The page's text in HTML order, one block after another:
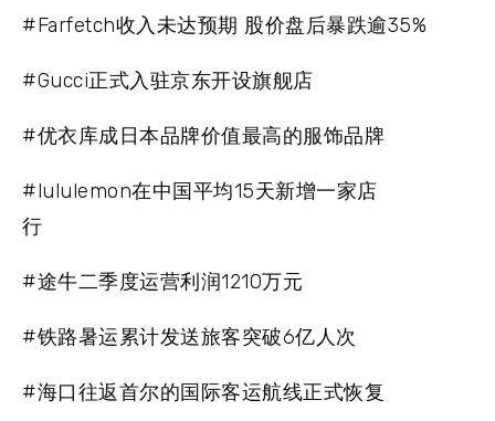
#Farfetch收入未达预期 股价盘后暴跌逾35%
#Gucci正式入驻京东开设旗舰店
#优衣库成日本品牌价值最高的服饰品牌
#lululemon在中国平均15天新增一家店
行
#途牛二季度运营利润1210万元
#铁路暑运累计发送旅客突破6亿人次
#海口往返首尔的国际客运航线正式恢复